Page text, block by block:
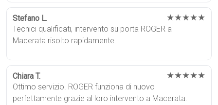
Stefano L. ★★★★★
Tecnici qualificati, intervento su porta ROGER a
Macerata risolto rapidamente.
Chiara T. ★★★★★
Ottimo servizio. ROGER funziona di nuovo
perfettamente grazie al loro intervento a Macerata.